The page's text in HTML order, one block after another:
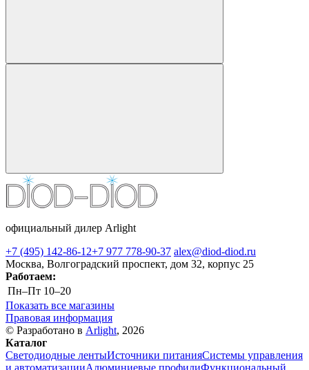
официальный дилер Arlight
+7 (495) 142-86-12+7 977 778-90-37 alex@diod-diod.ru
Москва, Волгоградский проспект, дом 32, корпус 25
Работаем:
Пн–Пт 10–20
Показать все магазины
Правовая информация
© Разработано в Arlight, 2026
Каталог
Светодиодные лентыИсточники питанияСистемы управления